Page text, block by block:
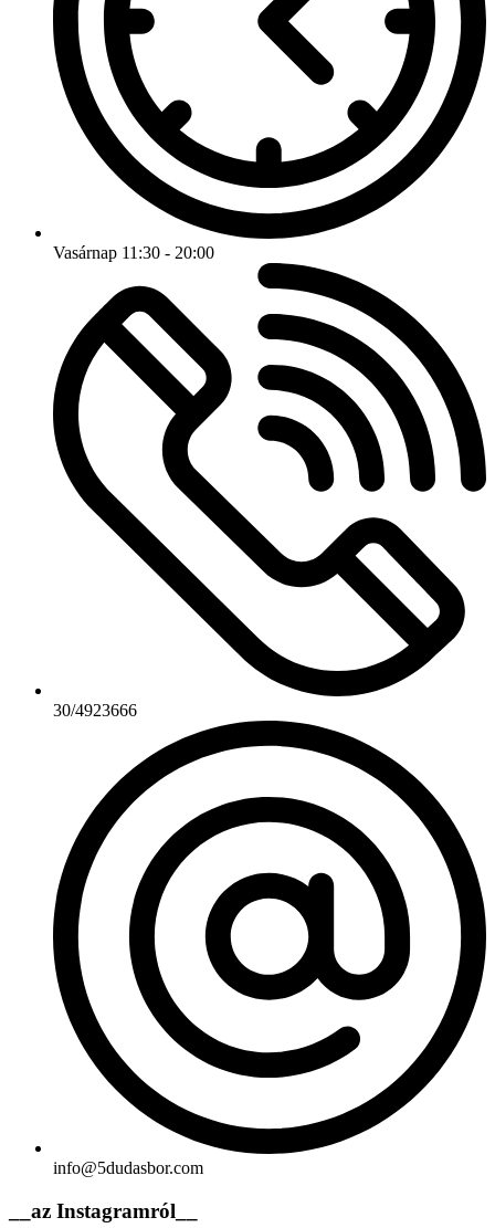
Vasárnap 11:30 - 20:00
30/4923666
info@5dudasbor.com
__az Instagramról__